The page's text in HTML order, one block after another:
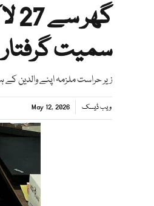
سمیت گرفتار
زیر حراست ملزمہ اپنے والدین کے
ویب ڈیسک May 12, 2026